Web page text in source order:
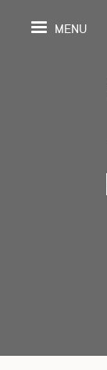
MENU